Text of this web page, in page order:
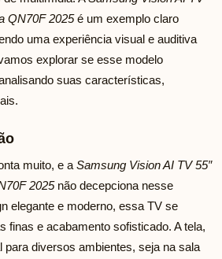
QN70F 2025é um exemplo claro
uma experiência visual e auditiva
explorar se esse modelo
suas características,
muito, e a Samsung Vision AI TV 55″
2025não decepciona nesse
elegante e moderno, essa TV se
finas e acabamento sofisticado. A tela,
para diversos ambientes, seja na sala